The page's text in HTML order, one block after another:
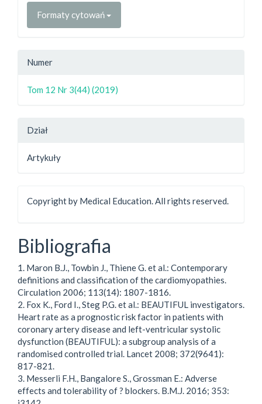
Formaty cytowań
Numer
Tom 12 Nr 3(44) (2019)
Dział
Artykuły
Copyright by Medical Education. All rights reserved.
Bibliografia
1. Maron B.J., Towbin J., Thiene G. et al.: Contemporary
definitions and classification of the cardiomyopathies.
Circulation 2006; 113(14): 1807-1816.
2. Fox K., Ford I., Steg P.G. et al.: BEAUTIFUL investigators.
Heart rate as a prognostic risk factor in patients with
coronary artery disease and left-ventricular systolic
dysfunction (BEAUTIFUL): a subgroup analysis of a
randomised controlled trial. Lancet 2008; 372(9641):
817-821.
3. Messerli F.H., Bangalore S., Grossman E.: Adverse
effects and tolerability of ? blockers. B.M.J. 2016; 353: